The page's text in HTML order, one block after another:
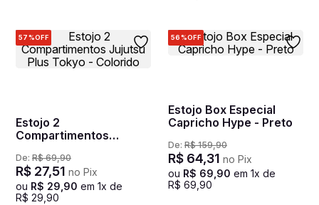
57%OFF
Estojo 2
Compartimentos
Colorido
De: R$ 69,90
R$ 27,51 no Pix
ou R$ 29,90 em 1x de
R$ 29,90
56%OFF
Estojo Box Especial
Capricho Hype - Preto
De: R$ 159,90
R$ 64,31 no Pix
ou R$ 69,90 em 1x de
R$ 69,90